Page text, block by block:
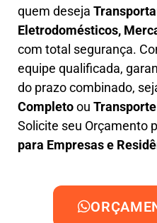
quem deseja
Eletrodomésticos,
com total segurança.
equipe qualificada,
do prazo combinado,
Completoou
Solicite seu Orçamento
para Empresas e